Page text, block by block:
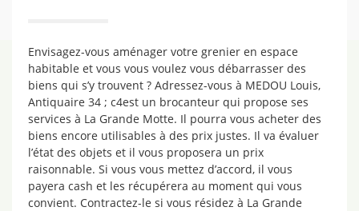
Envisagez-vous aménager votre grenier en espace
habitable et vous vous voulez vous débarrasser des
biens qui s’y trouvent ? Adressez-vous à MEDOU Louis,
Antiquaire 34 ; c4est un brocanteur qui propose ses
services à La Grande Motte. Il pourra vous acheter des
biens encore utilisables à des prix justes. Il va évaluer
l’état des objets et il vous proposera un prix
raisonnable. Si vous vous mettez d’accord, il vous
payera cash et les récupérera au moment qui vous
convient. Contractez-le si vous résidez à La Grande